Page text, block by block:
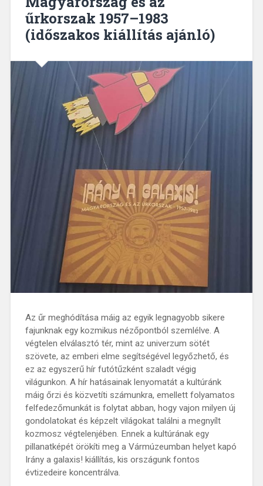
űrkorszak 1957–1983
(időszakos kiállítás ajánló)
Az űr meghódítása máig az egyik legnagyobb sikere
fajunknak egy kozmikus nézőpontból szemlélve. A
végtelen elválasztó tér, mint az univerzum sötét
szövete, az emberi elme segítségével legyőzhető, és
ez az egyszerű hír futótűzként szaladt végig
világunkon. A hír hatásainak lenyomatát a kultúránk
máig őrzi és közvetíti számunkra, emellett folyamatos
felfedezőmunkát is folytat abban, hogy vajon milyen új
gondolatokat és képzelt világokat találni a megnyílt
kozmosz végtelenjében. Ennek a kultúrának egy
pillanatképét örökíti meg a Vármúzeumban helyet kapó
Irány a galaxis! kiállítás, kis országunk fontos
évtizedeire koncentrálva.